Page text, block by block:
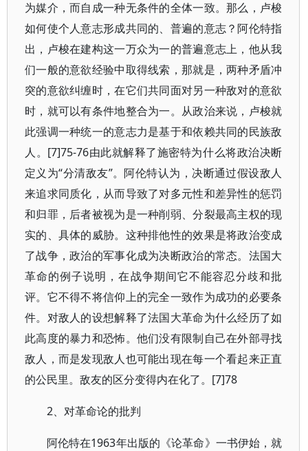
为媒介，而自成一种无条件的全体一致。那么，卢梭
如何使个人意志形成共同的、普遍的意志？阿伦特指
出，卢梭在建构这一万众为一的普遍意志上，他从我
们一般的意欲经验中取得线索，那就是，两种矛盾冲
突的意欲纠缠时，在它们共同面对另一种敌对的意欲
时，就可以有条件地整合为一。从政治来说，卢梭就
此强调一种统一的意志力是基于和依赖共同的民族敌
人。[7]75-76由此就解释了施密特为什么将政治决断
定义为“分清敌友”。阿伦特认为，决断通过假设敌人
来追求同质化，从而导致了对多元性和差异性的惩罚
和归罪，后者被视为是一种削弱、分裂最高主权的现
实的、具体的威胁。这种排他性的效果是将政治变成
了战争，政治的军事化成为决断政治的常态。法国大
革命的例子说明，在战争期间它不能容忍分歧和批
评。它不得不将信仰上的完全一致作为成功的必要条
件。对敌人的设想解释了法国大革命为什么经历了如
此高度的暴力和恐怖。他们没有限制自己在外部寻找
敌人，而是发现敌人也可能出现在每一个看起来正直
的公民里。敌友的区分变得内在化了。[7]78
2、对革命论的批判
阿伦特在1963年出版的《论革命》一书伊始，就